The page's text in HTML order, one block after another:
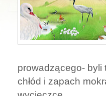
prowadzącego- byli
chłód i zapach